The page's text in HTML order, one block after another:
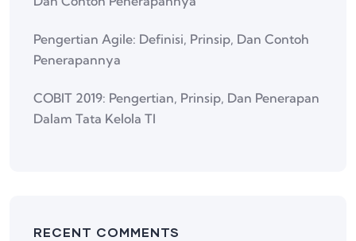
Pengertian Agile: Definisi, Prinsip, Dan Contoh
Penerapannya
COBIT 2019: Pengertian, Prinsip, Dan Penerapan
Dalam Tata Kelola TI
RECENT COMMENTS